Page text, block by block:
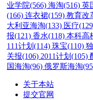
业学院(566) 海淘(516) 英
(166) 连衣裙(159) 教育改
大利亚海淘(133) 医疗
报(121) 香水(118) 本科高
111计划(114) 珠宝(110)
关报(106) 2011计划(105)
国海淘(96) 俄罗斯海淘
关于本站
提交官网